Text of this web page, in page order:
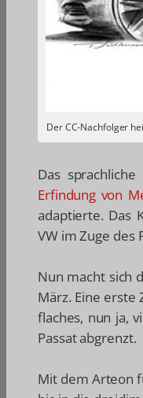
Der CC-Nachfolger
Das
Erfindung von
adaptierte. Das
VW im Zuge des
Nun macht sich
März. Eine
flaches, nun ja,
Passat abgrenzt.
Mit dem Arteon